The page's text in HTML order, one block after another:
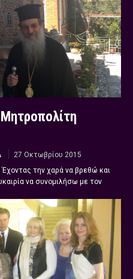
27 Οκτωβρίου 2015
την χαρά να βρεθώ και
να συνομιλήσω με τον